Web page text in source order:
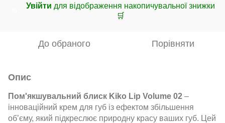
Увійти для відображення накопичувальної знижки
🛒
До обраного Порівняти
Опис
Пом'якшувальний блиск Kiko Lip Volume 02 –
інноваційний крем для губ із ефектом збільшення
об’єму, який підкреслює природну красу ваших губ. Цей